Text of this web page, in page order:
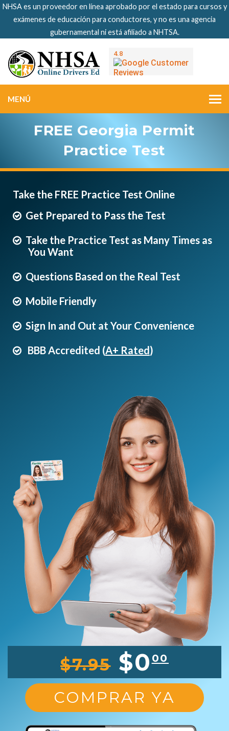
NHSA es un proveedor en línea aprobado por el estado para cursos y
exámenes de educación para conductores, y no es una agencia
gubernamental ni está afiliado a NHTSA.
MENÚ
FREE Georgia Permit
Practice Test
Take the FREE Practice Test Online
Get Prepared to Pass the Test
Take the Practice Test as Many Times as
You Want
Questions Based on the Real Test
Mobile Friendly
Sign In and Out at Your Convenience
BBB Accredited (A+ Rated)
$7.95$000
COMPRAR YA